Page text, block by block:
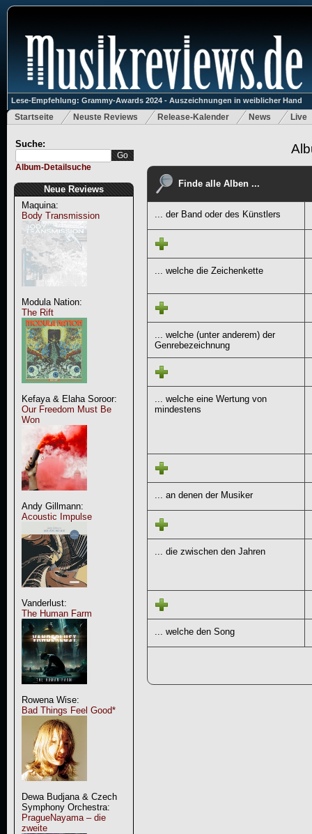
Lese-Empfehlung: Grammy-Awards 2024 - Auszeichnungen in weiblicher Hand
Startseite Neuste Reviews Release-Kalender News Live
Suche:
Album-Detailsuche
Neue Reviews
Maquina:
Body Transmission
Modula Nation:
The Rift
Kefaya & Elaha Soroor:
Our Freedom Must Be
Won
Andy Gillmann:
Acoustic Impulse
Vanderlust:
The Human Farm
Rowena Wise:
Bad Things Feel Good*
Dewa Budjana & Czech
Symphony Orchestra:
PragueNayama – die
zweite
Finde alle Alben ...
... der Band oder des Künstlers
... welche die Zeichenkette
... welche (unter anderem) der
Genrebezeichnung
... welche eine Wertung von
mindestens
... an denen der Musiker
... die zwischen den Jahren
... welche den Song